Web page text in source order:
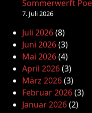
Sommerwerft
7. Juli 2026
Juli 2026(8)
Juni 2026(3)
Mai 2026(4)
April 2026(3)
März 2026(3)
Februar 2026(3)
Januar 2026(2)